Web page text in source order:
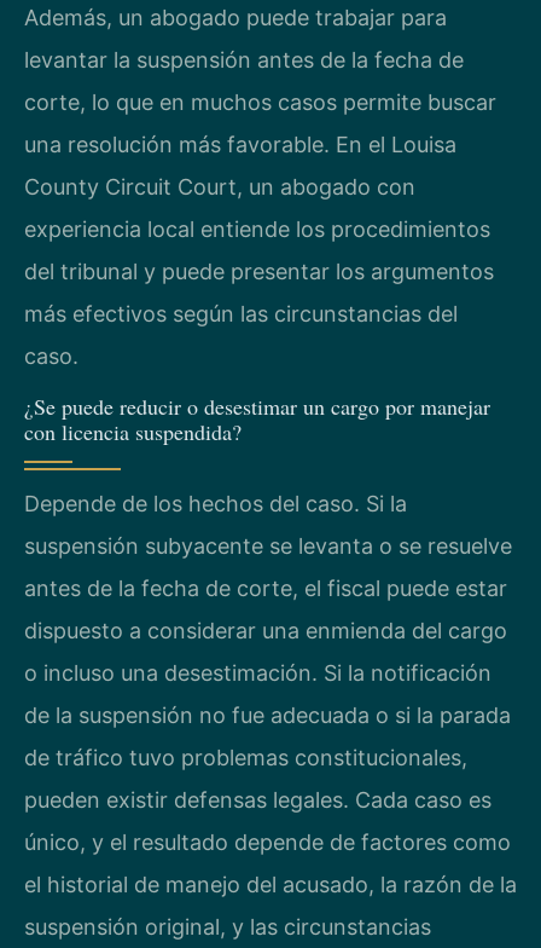
Además, un abogado puede trabajar para
levantar la suspensión antes de la fecha de
corte, lo que en muchos casos permite buscar
una resolución más favorable. En el Louisa
County Circuit Court, un abogado con
experiencia local entiende los procedimientos
del tribunal y puede presentar los argumentos
más efectivos según las circunstancias del
caso.
¿Se puede reducir o desestimar un cargo por manejar
con licencia suspendida?
Depende de los hechos del caso. Si la
suspensión subyacente se levanta o se resuelve
antes de la fecha de corte, el fiscal puede estar
dispuesto a considerar una enmienda del cargo
o incluso una desestimación. Si la notificación
de la suspensión no fue adecuada o si la parada
de tráfico tuvo problemas constitucionales,
pueden existir defensas legales. Cada caso es
único, y el resultado depende de factores como
el historial de manejo del acusado, la razón de la
suspensión original, y las circunstancias